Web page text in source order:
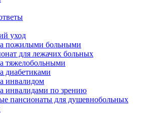
уход
пожилыми больными
для лежачих больных
тяжелобольными
диабетиками
инвалидом
инвалидами по зрению
пансионаты для душевнобольных